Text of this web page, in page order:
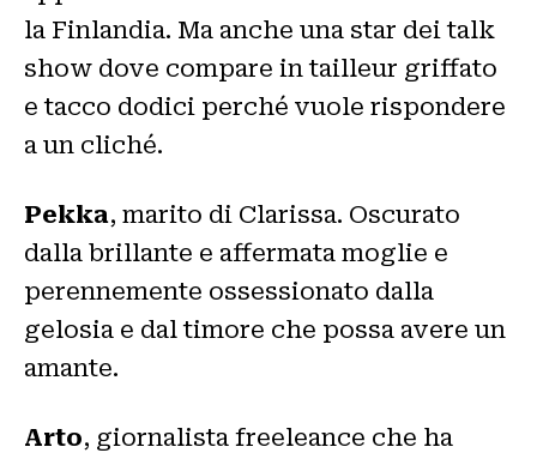
la Finlandia. Ma anche una star dei talk
show dove compare in tailleur griffato
e tacco dodici perché vuole rispondere
a un cliché.
Pekka, marito di Clarissa. Oscurato
dalla brillante e affermata moglie e
perennemente ossessionato dalla
gelosia e dal timore che possa avere un
amante.
Arto, giornalista freeleance che ha